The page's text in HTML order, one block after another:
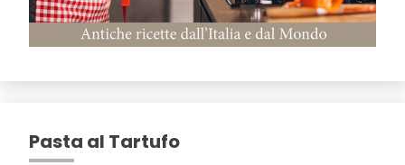
Pasta al Tartufo